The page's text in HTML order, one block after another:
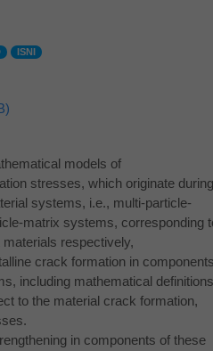
ISNI
models of
stresses, which originate during
systems, i.e., multi-particle-
matrix systems, corresponding
respectively,
crack formation in
including mathematical definitions
to the material crack formation,
in components of these